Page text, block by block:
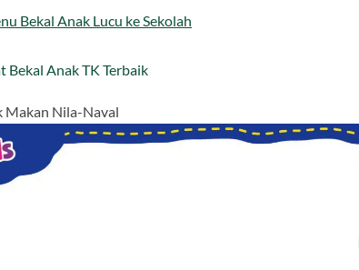
Bekal Anak Lucu ke Sekolah
Bekal Anak TK Terbaik
Makan Nila-Naval